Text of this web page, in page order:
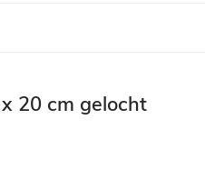
20 cm gelocht